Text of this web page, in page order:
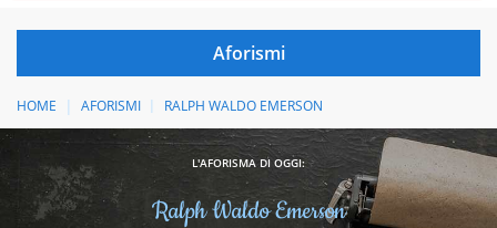
HOME AFORISMI RALPH WALDO EMERSON
L'AFORISMA DI OGGI:
Ralph Waldo Emerson